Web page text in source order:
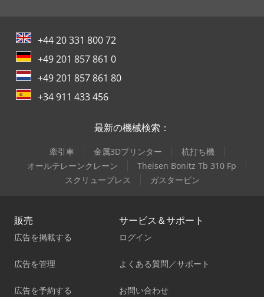
+44 20 331 800 72
+49 201 857 861 0
+49 201 857 861 80
+34 911 433 456
最新の機械検索：
牽引車 金属3Dプリンター
杭打ち機
オールテレーンクレーン
Theisen Bonitz Tb 310 Fp
スクリュープレス
ガスタービン
販売
広告を掲載する
広告を管理
広告を予約する
サービス＆サポート
ログイン
よくある質問／サポート
お問い合わせ